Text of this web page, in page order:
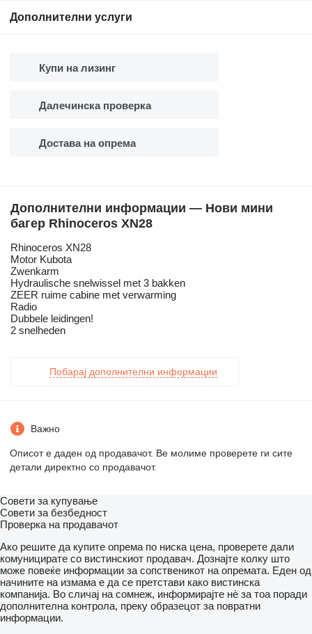
Дополнителни услуги
Купи на лизинг
Далечинска проверка
Достава на опрема
Дополнителни информации — Нови мини
багер Rhinoceros XN28
Rhinoceros XN28
Motor Kubota
Zwenkarm
Hydraulische snelwissel met 3 bakken
ZEER ruime cabine met verwarming
Radio
Dubbele leidingen!
2 snelheden
Побарај дополнителни информации
Важно
Описот е даден од продавачот. Ве молиме проверете ги сите
детали директно со продавачот.
Совети за купување
Совети за безбедност
Проверка на продавачот
Ако решите да купите опрема по ниска цена, проверете дали
комуницирате со вистинскиот продавач. Дознајте колку што
може повеќе информации за сопственикот на опремата. Еден од
начините на измама е да се претстави како вистинска
компанија. Во сличај на сомнеж, информирајте нѐ за тоа поради
дополнителна контрола, преку образецот за повратни
информации.